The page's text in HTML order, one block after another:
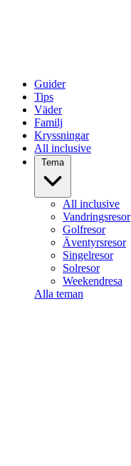
Guider
Tips
Väder
Familj
Kryssningar
All inclusive
Tema
All inclusive
Vandringsresor
Golfresor
Äventyrsresor
Singelresor
Solresor
Weekendresa
Alla teman